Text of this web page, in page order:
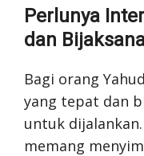
Perlunya
dan
Bagi orang
yang tepat dan
untuk
memang